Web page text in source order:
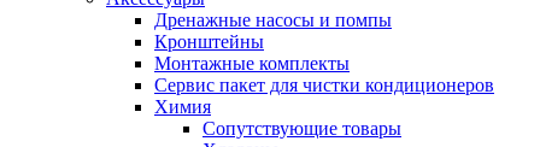
Дренажные насосы и помпы
Кронштейны
Монтажные комплекты
Сервис пакет для чистки кондиционеров
Химия
Сопутствующие товары